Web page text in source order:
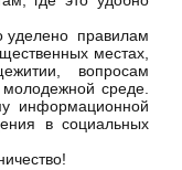
уделено правилам
местах,
вопросам
среде.
информационной
в социальных